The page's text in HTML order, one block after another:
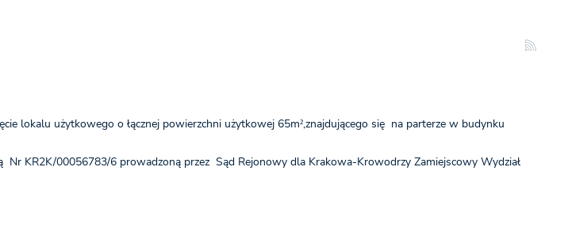
lokalu użytkowego o łącznej powierzchni użytkowej 65m²,znajdującego się na parterze w budynku
Nr KR2K/00056783/6 prowadzoną przez Sąd Rejonowy dla Krakowa-Krowodrzy Zamiejscowy Wydział